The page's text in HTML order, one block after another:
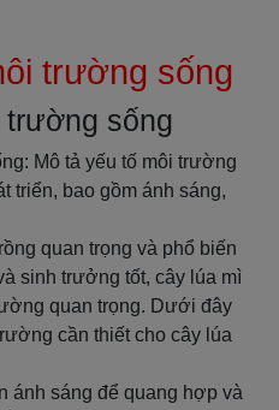
trường sống
trường sống
Mô tả yếu tố môi trường
triển, bao gồm ánh sáng,
quan trọng và phổ biến
sinh trưởng tốt, cây lúa mì
quan trọng. Dưới đây
cần thiết cho cây lúa
ánh sáng để quang hợp và